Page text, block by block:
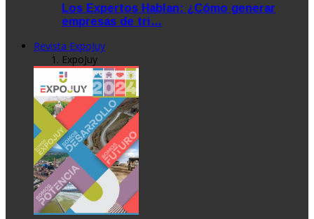
Los Expertos Hablan: ¿Cómo generar
empresas de tri…
Revista ExpoJuy
ExpoJuy